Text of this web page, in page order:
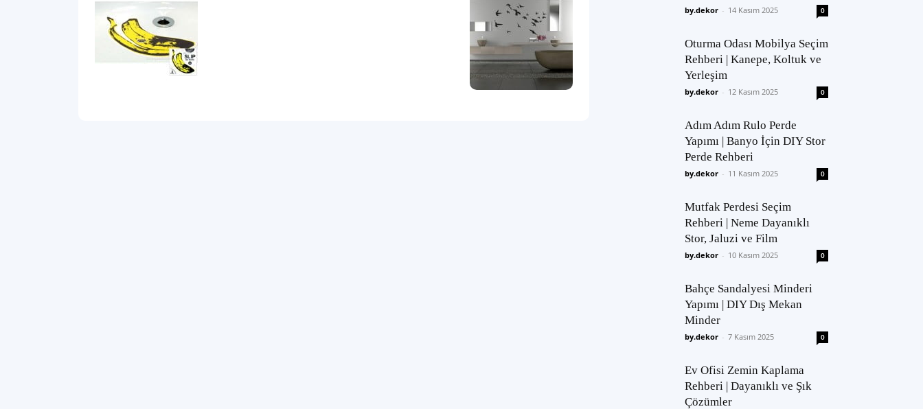
by.dekor - 14 Kasım 2025 0
Oturma Odası Mobilya Seçim
Rehberi | Kanepe, Koltuk ve
Yerleşim
by.dekor - 12 Kasım 2025 0
Adım Adım Rulo Perde
Yapımı | Banyo İçin DIY Stor
Perde Rehberi
by.dekor - 11 Kasım 2025 0
Mutfak Perdesi Seçim
Rehberi | Neme Dayanıklı
Stor, Jaluzi ve Film
by.dekor - 10 Kasım 2025 0
Bahçe Sandalyesi Minderi
Yapımı | DIY Dış Mekan
Minder
by.dekor - 7 Kasım 2025 0
Ev Ofisi Zemin Kaplama
Rehberi | Dayanıklı ve Şık
Çözümler